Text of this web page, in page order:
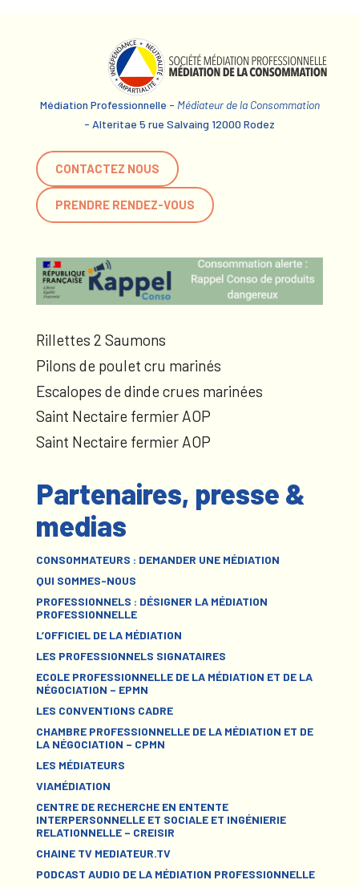
Médiation Professionnelle - Médiateur de la Consommation
- Alteritae 5 rue Salvaing 12000 Rodez
CONTACTEZ NOUS
PRENDRE RENDEZ-VOUS
Rillettes 2 Saumons
Pilons de poulet cru marinés
Escalopes de dinde crues marinées
Saint Nectaire fermier AOP
Saint Nectaire fermier AOP
Partenaires, presse &
medias
CONSOMMATEURS : DEMANDER UNE MÉDIATION
QUI SOMMES-NOUS
PROFESSIONNELS : DÉSIGNER LA MÉDIATION
PROFESSIONNELLE
L’OFFICIEL DE LA MÉDIATION
LES PROFESSIONNELS SIGNATAIRES
ECOLE PROFESSIONNELLE DE LA MÉDIATION ET DE LA
NÉGOCIATION – EPMN
LES CONVENTIONS CADRE
CHAMBRE PROFESSIONNELLE DE LA MÉDIATION ET DE
LA NÉGOCIATION – CPMN
LES MÉDIATEURS
VIAMÉDIATION
CENTRE DE RECHERCHE EN ENTENTE
INTERPERSONNELLE ET SOCIALE ET INGÉNIERIE
RELATIONNELLE – CREISIR
CHAINE TV MEDIATEUR.TV
PODCAST AUDIO DE LA MÉDIATION PROFESSIONNELLE